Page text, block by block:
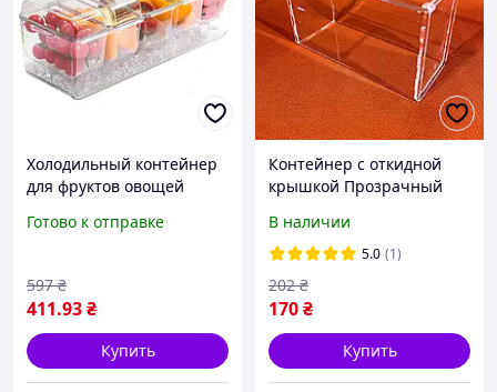
Холодильный контейнер
для фруктов овощей
пластика 40.5x13.5x14.5
Готово к отправке
411.93₴
597 ₴
Купить
Контейнер с откидной
крышкой Прозрачный
Акриловый бокс для
снеков Акриловый
контейнер для конфет
В наличии
5.0 (1)
170₴
202 ₴
Купить